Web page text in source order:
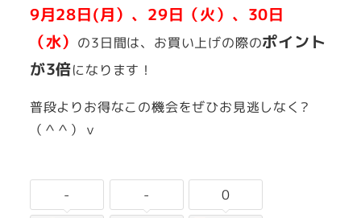
9月28日(月）、29日（火）、30日
（水） の3日間は、お買い上げの際のポイント
が3倍になります！
普段よりお得なこの機会をぜひお見逃しなく?
（＾＾）ｖ
- - 0